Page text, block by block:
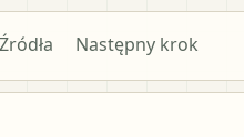
Źródła Następny krok